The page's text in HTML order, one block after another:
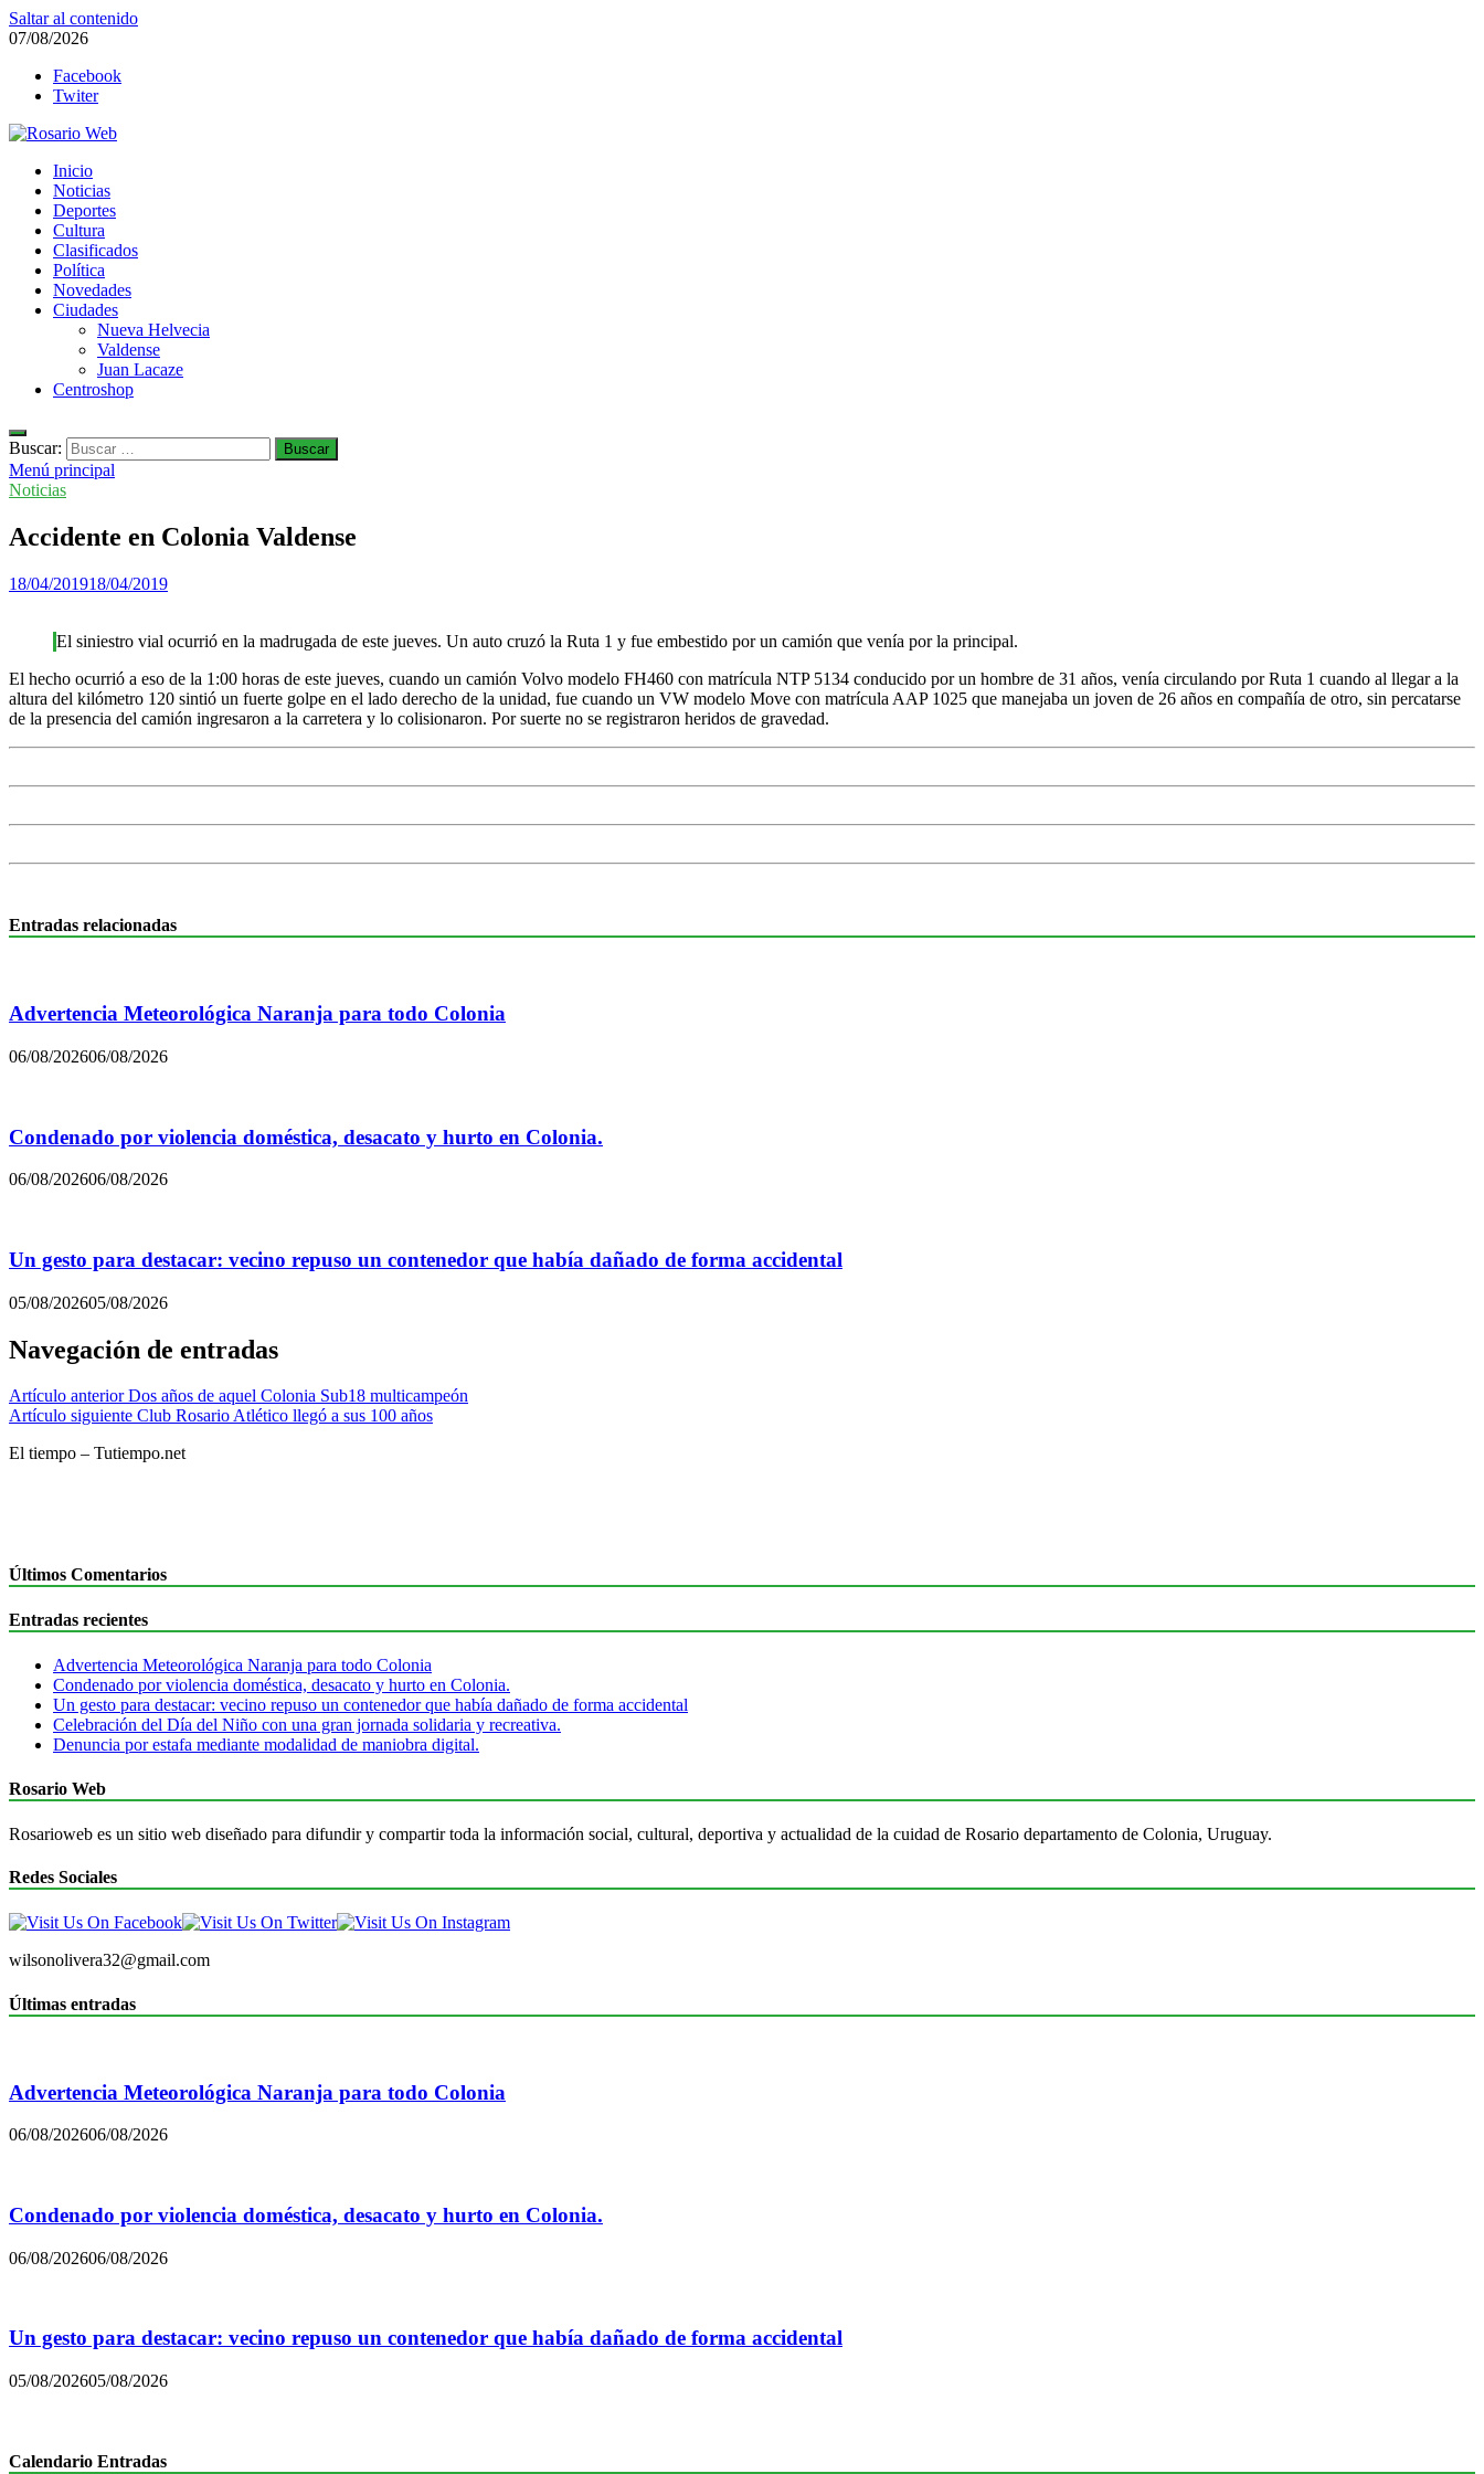
Saltar al contenido
07/08/2026
Facebook
Twiter
Rosario Web
Todas la noticias de Rosario y la zona
Inicio
Noticias
Deportes
Cultura
Clasificados
Política
Novedades
Ciudades
Nueva Helvecia
Valdense
Juan Lacaze
Centroshop
Buscar:
Menú principal
Noticias
Accidente en Colonia Valdense
18/04/201918/04/2019
El siniestro vial ocurrió en la madrugada de este jueves. Un auto cruzó la Ruta 1 y fue embestido por un camión que venía por la principal.
El hecho ocurrió a eso de la 1:00 horas de este jueves, cuando un camión Volvo modelo FH460 con matrícula NTP 5134 conducido por un hombre de 31 años, venía circulando por Ruta 1 cuando al llegar a la
altura del kilómetro 120 sintió un fuerte golpe en el lado derecho de la unidad, fue cuando un VW modelo Move con matrícula AAP 1025 que manejaba un joven de 26 años en compañía de otro, sin percatarse
de la presencia del camión ingresaron a la carretera y lo colisionaron. Por suerte no se registraron heridos de gravedad.
Entradas relacionadas
Advertencia Meteorológica Naranja para todo Colonia
06/08/202606/08/2026
Condenado por violencia doméstica, desacato y hurto en Colonia.
06/08/202606/08/2026
Un gesto para destacar: vecino repuso un contenedor que había dañado de forma accidental
05/08/202605/08/2026
Navegación de entradas
Artículo anterior Dos años de aquel Colonia Sub18 multicampeón
Artículo siguiente Club Rosario Atlético llegó a sus 100 años
El tiempo – Tutiempo.net
Últimos Comentarios
Entradas recientes
Advertencia Meteorológica Naranja para todo Colonia
Condenado por violencia doméstica, desacato y hurto en Colonia.
Un gesto para destacar: vecino repuso un contenedor que había dañado de forma accidental
Celebración del Día del Niño con una gran jornada solidaria y recreativa.
Denuncia por estafa mediante modalidad de maniobra digital.
Rosario Web
Rosarioweb es un sitio web diseñado para difundir y compartir toda la información social, cultural, deportiva y actualidad de la cuidad de Rosario departamento de Colonia, Uruguay.
Redes Sociales
wilsonolivera32@gmail.com
Últimas entradas
Advertencia Meteorológica Naranja para todo Colonia
06/08/202606/08/2026
Condenado por violencia doméstica, desacato y hurto en Colonia.
06/08/202606/08/2026
Un gesto para destacar: vecino repuso un contenedor que había dañado de forma accidental
05/08/202605/08/2026
Calendario Entradas